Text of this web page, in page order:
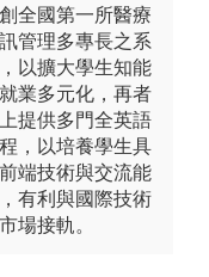
全國第一所醫療
管理多專長之系
以擴大學生知能
業多元化，再者
提供多門全英語
，以培養學生具
端技術與交流能
有利與國際技術
場接軌。